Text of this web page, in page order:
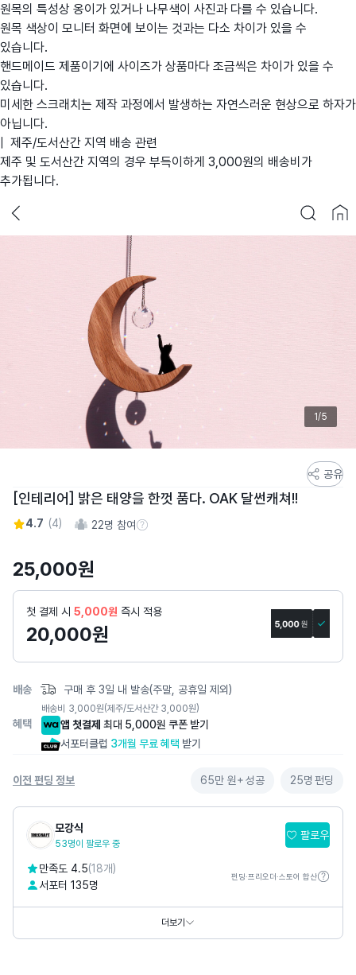
원목의 특성상 옹이가 있거나 나무색이 사진과 다를 수 있습니다.
원목 색상이 모니터 화면에 보이는 것과는 다소 차이가 있을 수
있습니다.
핸드메이드 제품이기에 사이즈가 상품마다 조금씩은 차이가 있을 수
있습니다.
미세한 스크래치는 제작 과정에서 발생하는 자연스러운 현상으로 하자가
아닙니다.
| 제주/도서산간 지역 배송 관련
제주 및 도서산간 지역의 경우 부득이하게 3,000원의 배송비가
추가됩니다.
1/5
토
어
스
리
지
공유
[인테리어] 밝은 태양을 한껏 품다. OAK 달썬캐쳐!!
4.7 (4) 22명 참여참여 수 정보
25,000원
첫 결제 시 5,000원 즉시 적용
20,000원
배송 구매 후 3일 내 발송(주말, 공휴일 제외)
배송비 3,000원(제주/도서산간 3,000원)
혜택 앱 첫결제 최대 5,000원 쿠폰 받기
서포터클럽 3개월 무료 혜택 받기
이전 펀딩 정보 65만 원+성공 25명 펀딩
모강식
53명이 팔로우 중
팔로우
만족도 4.5(18개)
서포터 135명
펀딩·프리오더·스토어 합산
https://blog.naver.com/storyhue
더보기